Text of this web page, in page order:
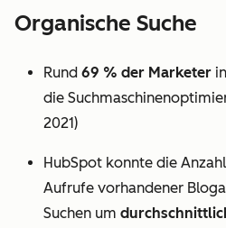
Organische Suche
Rund 69 % der Marketer
die
2021)
HubSpot konnte die
Aufrufe vorhandener
Suchen um